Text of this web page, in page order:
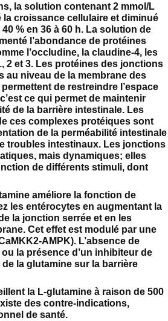
la solution contenant 2 mmol/L
la croissance cellulaire et diminué
% en 36 à 60 h. La solution de
l’abondance de protéines
l’occludine, la claudine-4, les
2 et 3. Les protéines des jonctions
au niveau de la membrane des
de restreindre l’espace
ce qui permet de maintenir
de la barrière intestinale. Les
ces complexes protéiques sont
de la perméabilité intestinale
troubles intestinaux. Les jonctions
mais dynamiques; elles
de différents stimuli, dont
améliore la fonction de
les entérocytes en augmentant la
la jonction serrée et en les
Cet effet est modulé par une
AMPK). L’absence de
la présence d’un inhibiteur de
de la glutamine sur la barrière
la L-glutamine à raison de 500
des contre-indications,
de santé.